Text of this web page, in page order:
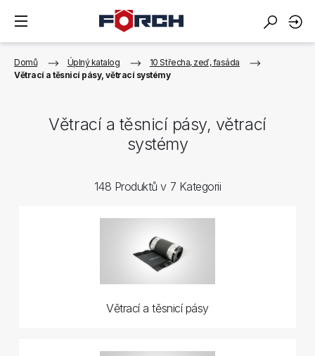
Domů Úplný katalog
10 Střecha, zeď, fasáda
Větrací a těsnicí pásy, větrací systémy
Větrací a těsnicí pásy, větrací
systémy
148 Produktů v 7 Kategorii
Větrací a těsnicí pásy